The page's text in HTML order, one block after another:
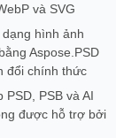
và SVG
hình ảnh
Aspose.PSD
đổi chính thức
PSD, PSB và AI
được hỗ trợ bởi